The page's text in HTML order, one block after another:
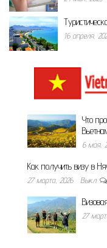
16 апреля,
Что
6 мая,
Как получить визу в
27 марта, 2026 Выкл.
27